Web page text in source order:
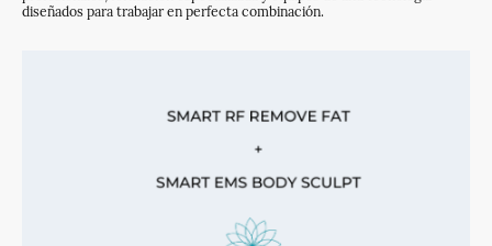
diseñados para trabajar en perfecta combinación.